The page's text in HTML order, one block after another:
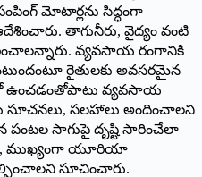
మోటార్లను సిద్ధంగా
తాగునీరు, వైద్యం వంటి
వ్యవసాయ రంగానికి
రైతులకు అవసరమైన
ఉంచడంతోపాటు వ్యవసాయ
సూచనలు, సలహాలు అందించాలని
పంటల సాగుపై దృష్టి సారించేలా
ముఖ్యంగా యూరియా
సూచించారు.